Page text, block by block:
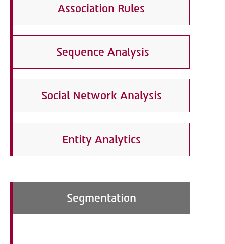
Association Rules
Sequence Analysis
Social Network Analysis
Entity Analytics
Segmentation